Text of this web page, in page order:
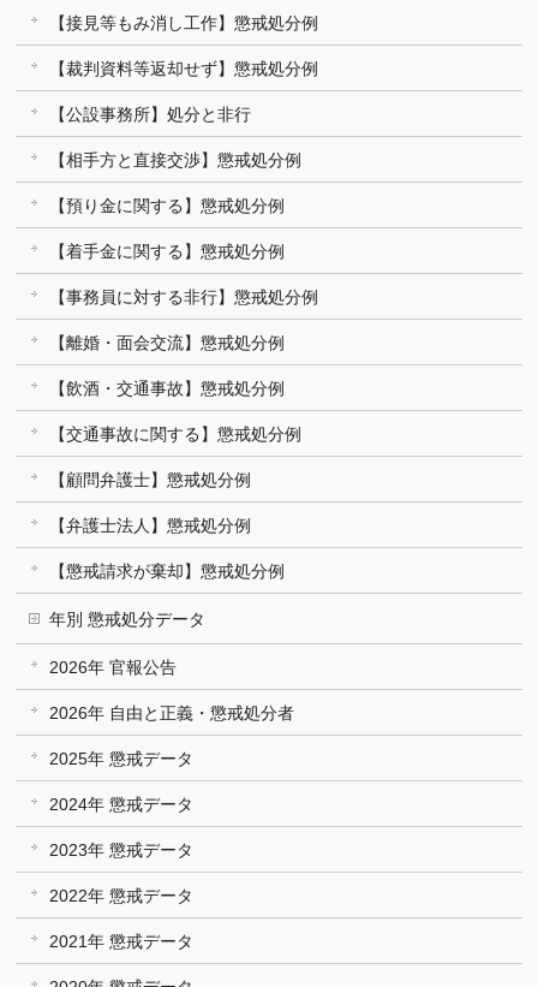
【接見等もみ消し工作】懲戒処分例
【裁判資料等返却せず】懲戒処分例
【公設事務所】処分と非行
【相手方と直接交渉】懲戒処分例
【預り金に関する】懲戒処分例
【着手金に関する】懲戒処分例
【事務員に対する非行】懲戒処分例
【離婚・面会交流】懲戒処分例
【飲酒・交通事故】懲戒処分例
【交通事故に関する】懲戒処分例
【顧問弁護士】懲戒処分例
【弁護士法人】懲戒処分例
【懲戒請求が棄却】懲戒処分例
年別 懲戒処分データ
2026年 官報公告
2026年 自由と正義・懲戒処分者
2025年 懲戒データ
2024年 懲戒データ
2023年 懲戒データ
2022年 懲戒データ
2021年 懲戒データ